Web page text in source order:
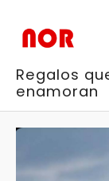
contenido
Regalos
enamoran
Visera